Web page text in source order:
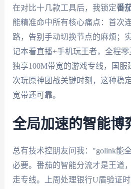
在对比十几款工具后，我锁定番
能精准命中所有核心痛点：首次
路，告别手动切换节点的麻烦；
记本看直播+手机玩王者，全程
独享100M带宽的游戏专线，国服
次玩原神团战关键时刻，这种稳
宽带还可靠。
全局加速的智能博
总有技术控朋友问我："golink能
必要。番茄的智能分流才是王道
走专线。上周处理银行U盾验证